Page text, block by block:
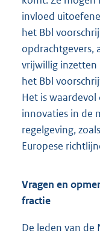
invloed
het Bbl
opdrachtgevers,
vrijwillig inzetten
het Bbl
Het is
innovaties in de
regelgeving,
Europese
Vragen en
fractie
De leden van de